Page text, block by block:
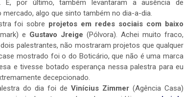
. E, por último, também levantaram a ausência de
algo que sinto também no dia-a-dia.
foi sobre projetos em redes sociais com baixo
e Gustavo Jreige (Pólvora). Achei muito fraco,
palestrantes, não mostraram projetos que qualquer
mostrado foi o do Boticário, que não é uma marca
e tivesse botado esperança nessa palestra para eu
decepcionado.
do dia foi de Vinícius Zimmer (Agência Casa)